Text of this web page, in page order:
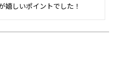
嬉しいポイントでした！